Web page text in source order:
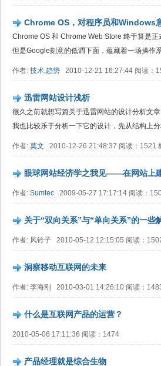
Chrome OS，对程序员和Windows
Chrome OS 和 Chrome Web Store 终于算是
但是Google刻意的低调下面，蕴藏着一场操作
作者: 技术,趋势 2010-12-21 16:27:44 阅读：
迅雷网站设计浅析
很久之前就想写篇关于迅雷网站的设计分析文
我也比较乐于分析一下它的设计，先从结构上
作者: 莫文 2010-12-26 21:48:37 阅读：1521
眼球网站经济学之我见——在网站上
作者: Sumtec 2009-05-27 17:17:14 阅读：
关于“双向关系”与“单向关系”的一些
作者: 风铃子 2010-05-12 12:15:05 阅读：
洞察移动互联网的未来
作者: 李海刚 2010-03-01 14:26:10 阅读：
什么是互联网产品的运营？
2010-05-06 17:11:36 阅读：1474
产品经理就是综合生物